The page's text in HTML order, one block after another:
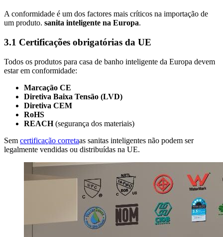
A conformidade é um dos factores mais críticos na importação de
um produto. sanita inteligente na Europa.
3.1 Certificações obrigatórias da UE
Todos os produtos para casa de banho inteligente da Europa devem
estar em conformidade:
Marcação CE
Diretiva Baixa Tensão (LVD)
Diretiva CEM
RoHS
REACH(segurança dos materiais)
Sem certificação corretaas sanitas inteligentes não podem ser
legalmente vendidas ou distribuídas na UE.